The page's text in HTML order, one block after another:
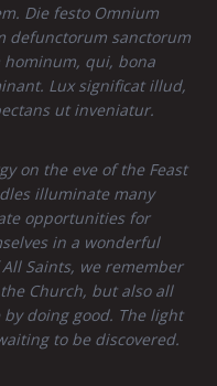
Die festo Omnium
defunctorum sanctorum
hominum, qui, bona
Lux significat illud,
ut inveniatur.
on the eve of the Feast
illuminate many
opportunities for
in a wonderful
Saints, we remember
Church, but also all
doing good. The light
to be discovered.